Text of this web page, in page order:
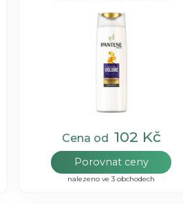
Cena od 102 Kč
Porovnat ceny
nalezeno ve 3 obchodech